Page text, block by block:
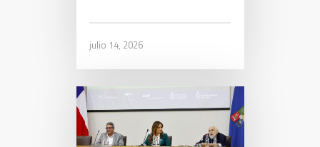
julio 14, 2026